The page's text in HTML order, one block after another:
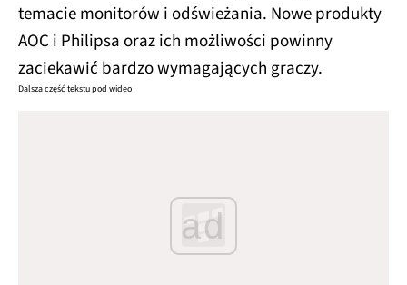
temacie monitorów i odświeżania. Nowe produkty
AOC i Philipsa oraz ich możliwości powinny
zaciekawić bardzo wymagających graczy.
Dalsza część tekstu pod wideo
ad